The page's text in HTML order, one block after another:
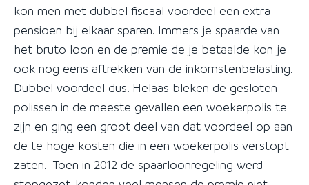
kon men met dubbel fiscaal voordeel een extra
pensioen bij elkaar sparen. Immers je spaarde van
het bruto loon en de premie de je betaalde kon je
ook nog eens aftrekken van de inkomstenbelasting.
Dubbel voordeel dus. Helaas bleken de gesloten
polissen in de meeste gevallen een woekerpolis te
zijn en ging een groot deel van dat voordeel op aan
de te hoge kosten die in een woekerpolis verstopt
zaten. Toen in 2012 de spaarloonregeling werd